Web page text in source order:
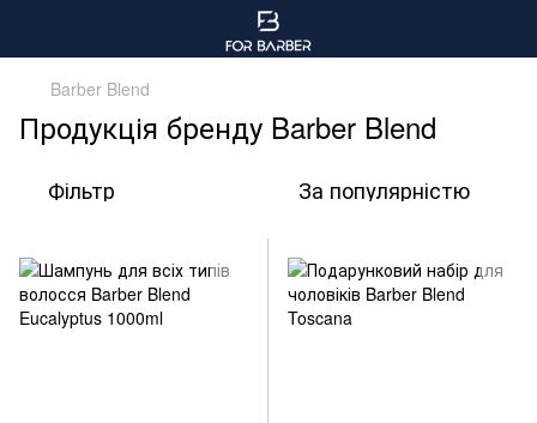
Barber Blend
Продукція бренду Barber Blend
Фільтр За популярністю